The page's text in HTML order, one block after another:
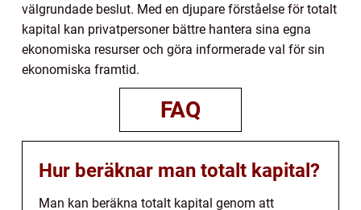
välgrundade beslut. Med en djupare förståelse för totalt
kapital kan privatpersoner bättre hantera sina egna
ekonomiska resurser och göra informerade val för sin
ekonomiska framtid.
FAQ
Hur beräknar man totalt kapital?
Man kan beräkna totalt kapital genom att